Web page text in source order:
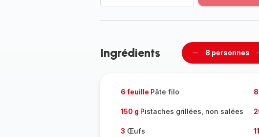
la
Ingrédients
Supprimer
8 personnes
6 feuille Pâte filo
150 g Pistaches grillées, non salées
3 Œufs